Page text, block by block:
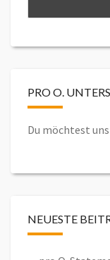
PRO O.
Du möchtest
NEUESTE